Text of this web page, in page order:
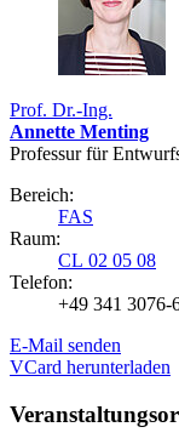
Prof. Dr.-Ing.
Annette Menting
Professur für
Bereich:
FAS
Raum:
CL 02 05 08
Telefon:
+49 341 3076-
E-Mail senden
VCard herunterladen